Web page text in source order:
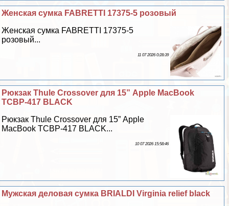
Женская сумка FABRETTI 17375-5 розовый
Женская сумка FABRETTI 17375-5
розовый...
11 07 2026 0:28:39
Рюкзак Thule Crossover для 15” Apple MacBook
TCBP-417 BLACK
Рюкзак Thule Crossover для 15” Apple
MacBook TCBP-417 BLACK...
10 07 2026 15:58:46
Мужская деловая сумка BRIALDI Virginia relief black